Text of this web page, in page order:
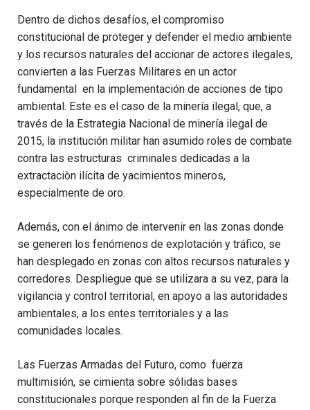
Dentro de dichos desafíos, el compromiso
constitucional de proteger y defender el medio ambiente
y los recursos naturales del accionar de actores ilegales,
convierten a las Fuerzas Militares en un actor
fundamental en la implementación de acciones de tipo
ambiental. Este es el caso de la minería ilegal, que, a
través de la Estrategia Nacional de minería ilegal de
2015, la institución militar han asumido roles de combate
contra las estructuras criminales dedicadas a la
extractaciòn ilícita de yacimientos mineros,
especialmente de oro.
Además, con el ánimo de intervenir en las zonas donde
se generen los fenómenos de explotación y tráfico, se
han desplegado en zonas con altos recursos naturales y
corredores. Despliegue que se utilizara a su vez, para la
vigilancia y control territorial, en apoyo a las autoridades
ambientales, a los entes territoriales y a las
comunidades locales.
Las Fuerzas Armadas del Futuro, como fuerza
multimisión, se cimienta sobre sólidas bases
constitucionales porque responden al fin de la Fuerza